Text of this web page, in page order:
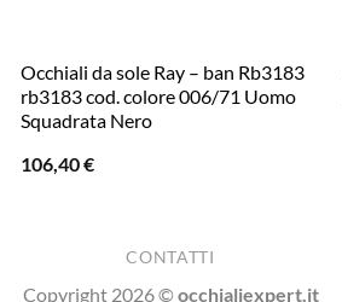
Occhiali da sole Ray – ban Rb3183
rb3183 cod. colore 006/71 Uomo
Squadrata Nero
106,40€
CONTATTI
Copyright 2026 ©occhialiexpert.it